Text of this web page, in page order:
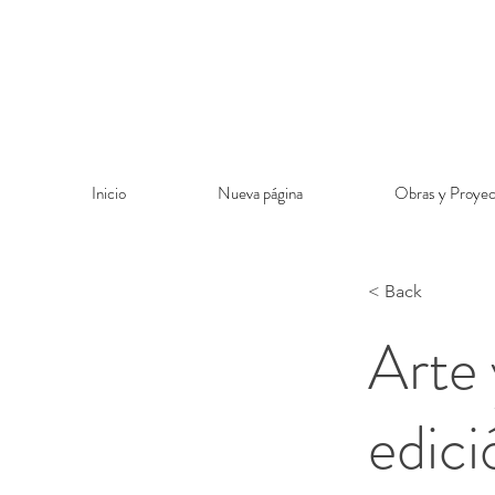
Inicio Nueva página Obras y
< Back
Arte